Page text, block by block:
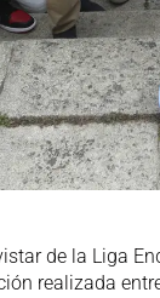
de la Liga
realizada